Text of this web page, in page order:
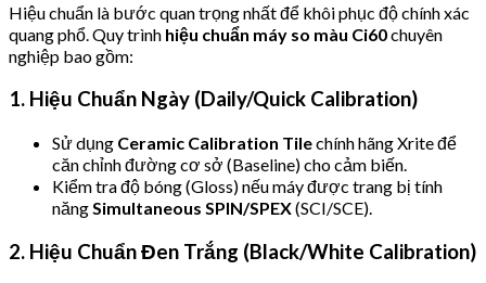
Hiệu chuẩn là bước quan trọng nhất để khôi phục độ chính xác
quang phổ. Quy trình hiệu chuẩn máy so màu Ci60chuyên
nghiệp bao gồm:
1. Hiệu Chuẩn Ngày (Daily/Quick Calibration)
Sử dụng Ceramic Calibration Tilechính hãng Xrite để
căn chỉnh đường cơ sở (Baseline) cho cảm biến.
Kiểm tra độ bóng (Gloss) nếu máy được trang bị tính
năngSimultaneous SPIN/SPEX(SCI/SCE).
2. Hiệu Chuẩn Đen Trắng (Black/White Calibration)